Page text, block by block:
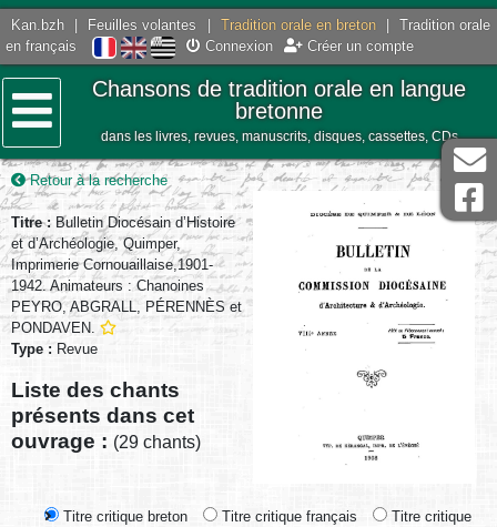
Kan.bzh Feuilles volantes Tradition orale en breton
Tradition orale
en français
Connexion Créer un compte
Menu
Chansons de tradition orale en langue
bretonne
dans les livres, revues, manuscrits, disques, cassettes, CDs
Retour à la recherche
Titre : Bulletin Diocésain d’Histoire
et d’Archéologie, Quimper,
Imprimerie Cornouaillaise,1901-
1942. Animateurs : Chanoines
PEYRO, ABGRALL, PÉRENNÈS et
PONDAVEN.
Type : Revue
Liste des chants
présents dans cet
ouvrage : (29 chants)
Titre critique breton Titre critique français
Titre critique